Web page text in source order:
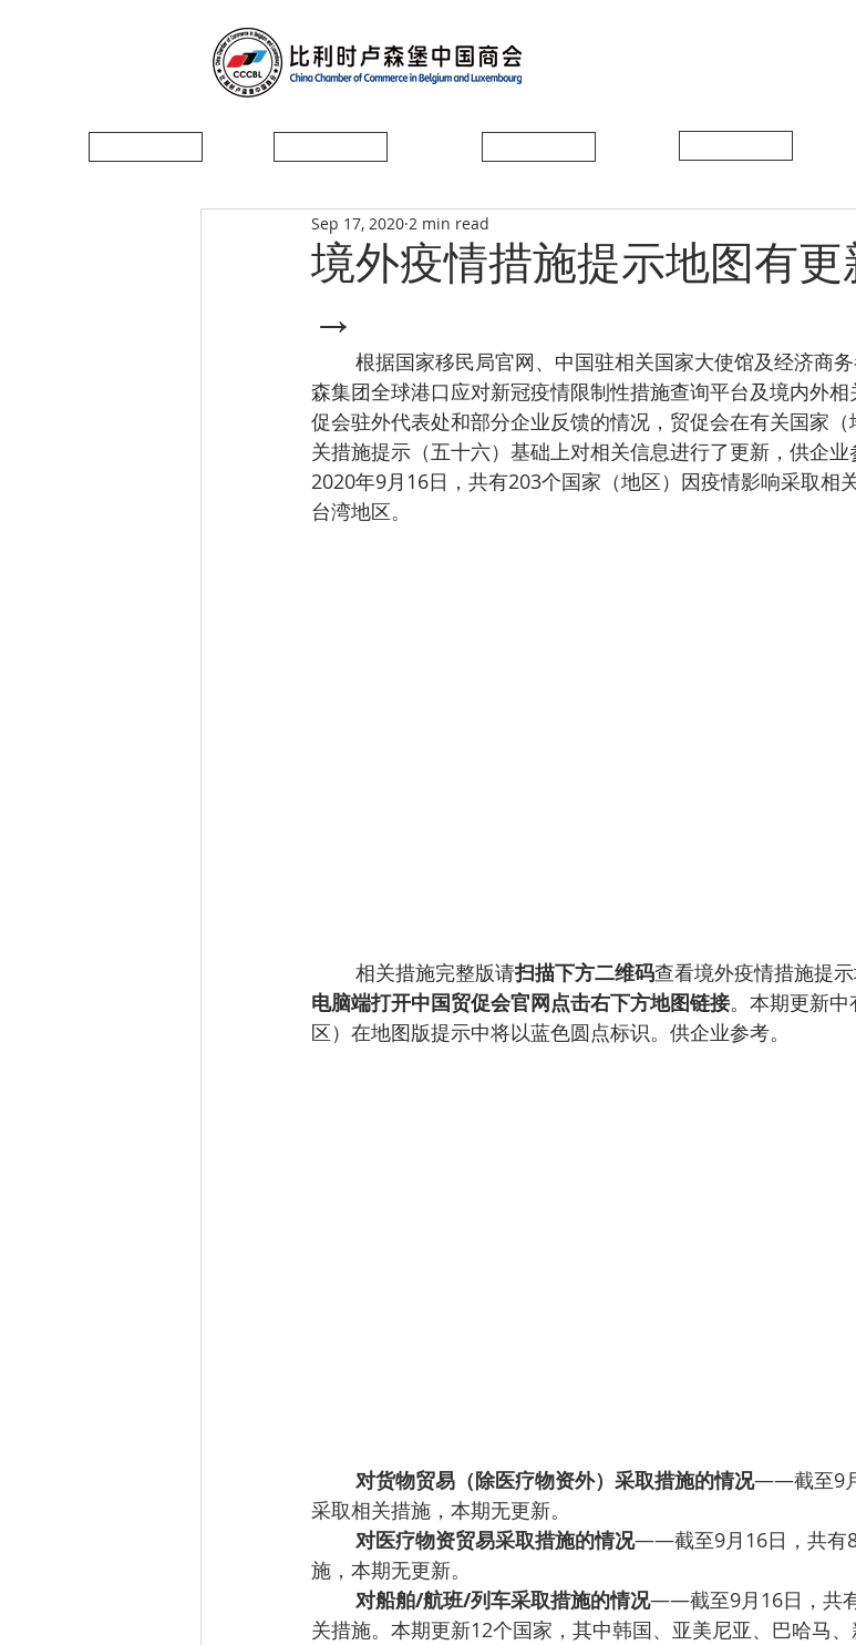
境外疫情措施提示地图有
→
Sep 17, 2020 2 min read
森集团全球港口应对新冠疫情限制性措施查询平台及境内外
促会驻外代表处和部分企业反馈的情况，贸促会在有关国家
关措施提示（五十六）基础上对相关信息进行了更新，供企
2020年9月16日，共有203个国家（地区）因疫情影响采取相
台湾地区。
        相关措施完整版请
扫描下方二维码查看境外疫情措施提
电脑端打开中国贸促会官网点击右下方地图链接。本期更新
区）在地图版提示中将以蓝色圆点标识。供企业参考。
对货物贸易（除医疗物资外）采取措施的情况——截至9月
采取相关措施，本期无更新。
对医疗物资贸易采取措施的情况——截至9月16日，共有
施，本期无更新。
对船舶/航班/列车采取措施的情况——截至9月16日，共
关措施。本期更新12个国家，其中韩国、亚美尼亚、巴哈马